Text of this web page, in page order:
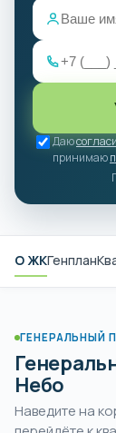
Даю
принимаю
О ЖКГенплан
ГЕНЕРАЛЬНЫЙ
Небо
Наведите на
Раздвиньте